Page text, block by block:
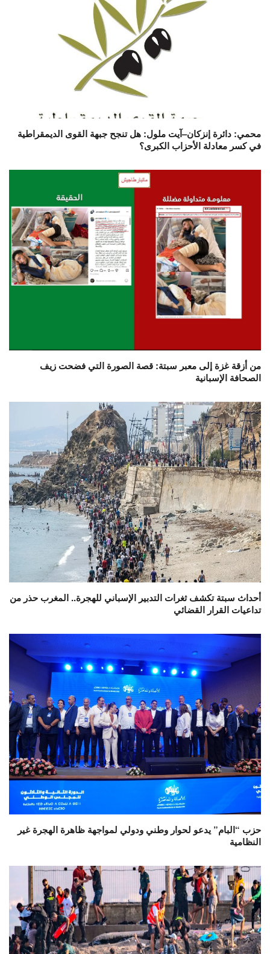
محمي: دائرة إنزكان–آيت ملول: هل تنجح جبهة القوى الديمقراطية
في كسر معادلة الأحزاب الكبرى؟
من أزقة غزة إلى معبر سبتة: قصة الصورة التي فضحت زيف
الصحافة الإسبانية
أحداث سبتة تكشف ثغرات التدبير الإسباني للهجرة.. المغرب حذر من
تداعيات القرار القضائي
حزب “البام” يدعو لحوار وطني ودولي لمواجهة ظاهرة الهجرة غير
النظامية